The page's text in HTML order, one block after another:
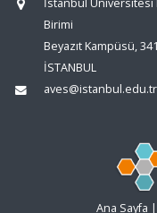
İstanbul Üniversitesi
Birimi
Beyazıt Kampüsü,
İSTANBUL
aves@istanbul.edu.tr
Ana Sayfa |